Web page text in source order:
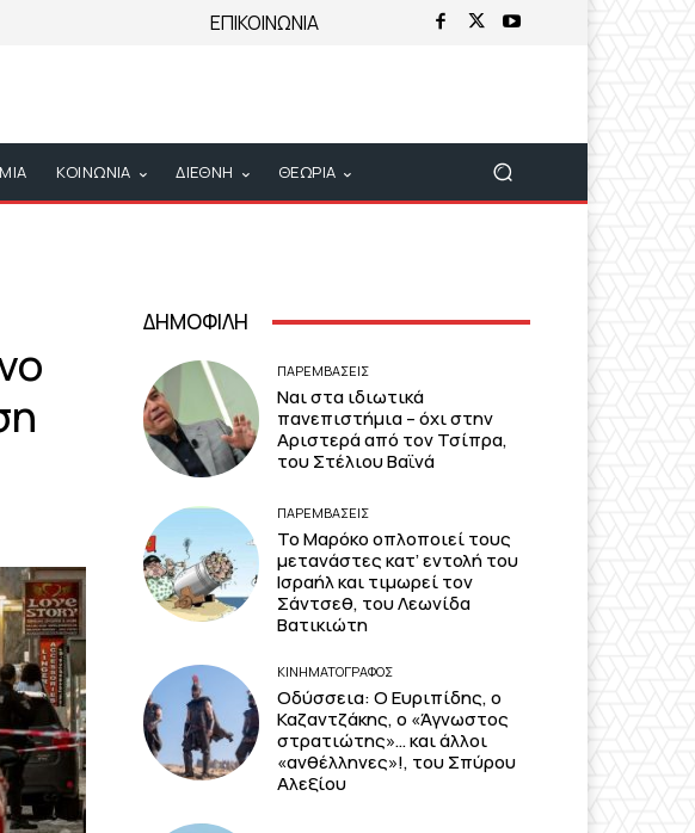
ΕΠΙΚΟΙΝΩΝΙΑ
ΚΟΙΝΩΝΙΑ ΔΙΕΘΝΗ ΘΕΩΡΙΑ
ΔΗΜΟΦΙΛΗ
ΠΑΡΕΜΒΑΣΕΙΣ
Ναι στα ιδιωτικά
πανεπιστήμια – όχι στην
Αριστερά από τον Τσίπρα,
του Στέλιου Βαϊνά
ΠΑΡΕΜΒΑΣΕΙΣ
Το Μαρόκο οπλοποιεί τους
μετανάστες κατ’ εντολή του
Ισραήλ και τιμωρεί τον
Σάντσεθ, του Λεωνίδα
Βατικιώτη
ΚΙΝΗΜΑΤΟΓΡΆΦΟΣ
Οδύσσεια: Ο Ευριπίδης, ο
Καζαντζάκης, ο «Άγνωστος
στρατιώτης»… και άλλοι
«ανθέλληνες»!, του Σπύρου
Αλεξίου